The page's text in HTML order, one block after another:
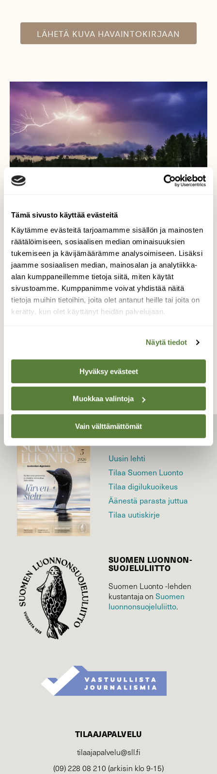
Tämä sivusto käyttää evästeitä
Käytämme evästeitä tarjoamamme sisällön ja mainosten
räätälöimiseen, sosiaalisen median ominaisuuksien
tukemiseen ja kävijämäärämme analysoimiseen. Lisäksi
jaamme sosiaalisen median, mainosalan ja analytiikka-
alan kumppaneillemme tietoja siitä, miten käytät
sivustoamme. Kumppanimme voivat yhdistää näitä
tietoja muihin tietoihin, joita olet antanut heille tai joita on
kerätty, kun olet käyttänyt heidän palvelujaan.
Näytä tiedot
Hyväksy evästeet
Muokkaa valintoja
Vain välttämättömät
LÄHETÄ KUVA HAVAINTOKIRJAAN
Kesäkuun lopussa helteen
vaihtuivat ukkosiin
Valtimolle tuli isoja myrskytuhoja
syösyvirtauksien ja trombien myötä
Valokuvaaja: Raija Kokkola, Valtimo kesäkuu 2020
LEHTI
Uusin lehti
Tilaa Suomen Luonto
Tilaa digilukuoikeus
Äänestä parasta juttua
Tilaa uutiskirje
SUOMEN LUONNON­
SUOJELU­LIITTO
Suomen Luonto -lehden
kustantaja onSuomen
luonnonsuojelu­liitto.
TILAAJAPALVELU
tilaajapalvelu@sll.fi
(09) 228 08 210 (arkisin klo 9-15)